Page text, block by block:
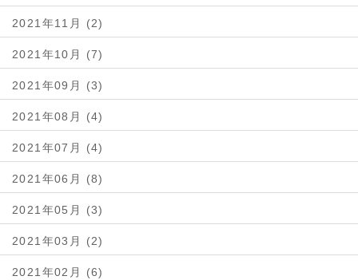
2021年11月 (2)
2021年10月 (7)
2021年09月 (3)
2021年08月 (4)
2021年07月 (4)
2021年06月 (8)
2021年05月 (3)
2021年03月 (2)
2021年02月 (6)